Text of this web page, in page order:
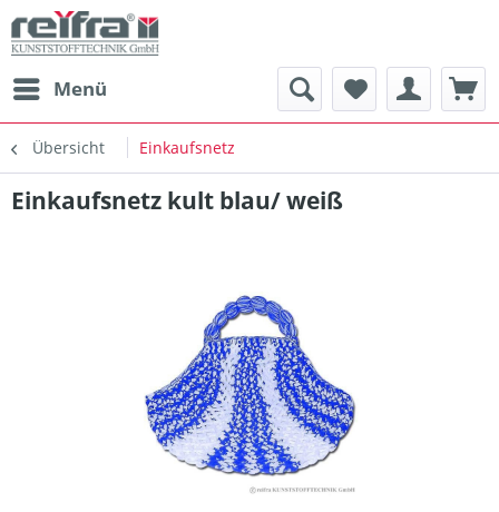
Menü
Übersicht Einkaufsnetz
Einkaufsnetz kult blau/ weiß